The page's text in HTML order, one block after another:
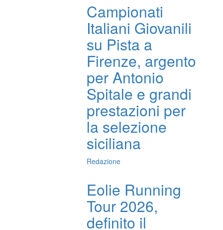
Campionati
Italiani Giovanili
su Pista a
Firenze, argento
per Antonio
Spitale e grandi
prestazioni per
la selezione
siciliana
Redazione
Eolie Running
Tour 2026,
definito il